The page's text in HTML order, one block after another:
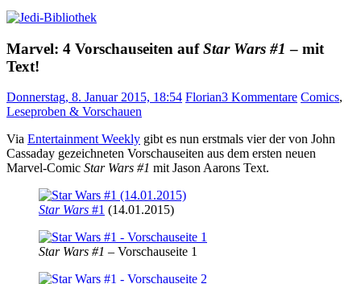
Marvel: 4 Vorschauseiten aufStar Wars #1 – mit
Text!
Donnerstag, 8. Januar 2015, 18:54 Florian3 Kommentare Comics,
Leseproben & Vorschauen
Via Entertainment Weekly gibt es nun erstmals vier der von John
Cassaday gezeichneten Vorschauseiten aus dem ersten neuen
Marvel-Comic Star Wars #1 mit Jason Aarons Text.
Star Wars #1 (14.01.2015)
Star Wars #1 – Vorschauseite 1